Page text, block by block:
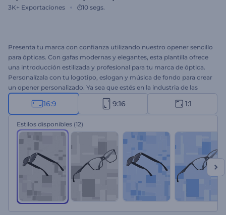
3K+ Exportaciones 10 segs.
Presenta tu marca con confianza utilizando nuestro opener sencillo
para ópticas. Con gafas modernas y elegantes, esta plantilla ofrece
una introducción estilizada y profesional para tu marca de óptica.
Personalízala con tu logotipo, eslogan y música de fondo para crear
un opener personalizado. Ya sea que estés en la industria de las
gafas o promoviendo soluciones de cuidado de la visión, esta
plantilla es una elección perfecta. ¡Crea ahora y mejora el nivel de tu
marca!
16:9 9:16 1:1
Estilos disponibles (12)